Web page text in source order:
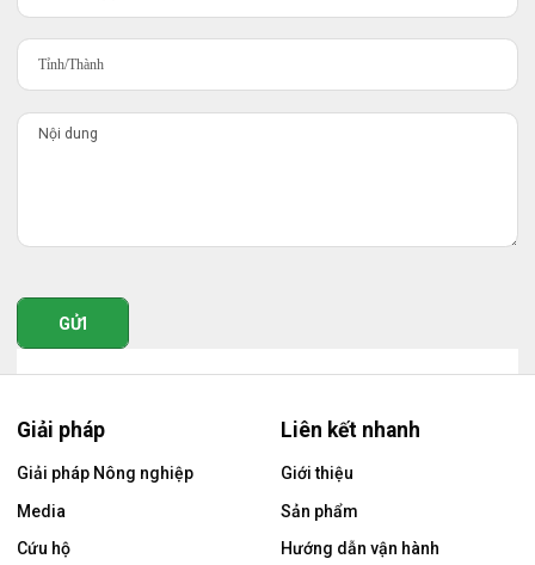
GỬI
Giải pháp
Giải pháp Nông nghiệp
Media
Cứu hộ
Liên kết nhanh
Giới thiệu
Sản phẩm
Hướng dẫn vận hành